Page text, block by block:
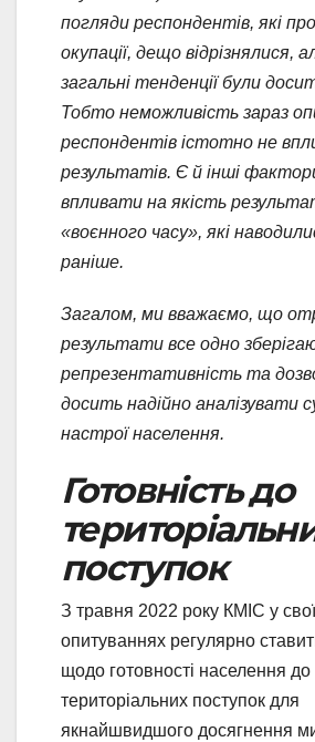
погляди респондентів, які
окупації, дещо відрізнялися,
загальні тенденції були
Тобто неможливість зараз
респондентів істотно не
результатів. Є й інші
впливати на якість
«воєнного часу», які
раніше.
Загалом, ми вважаємо, що
результати все одно
репрезентативність та
досить надійно аналізувати
настрої населення.
Готовність до
поступок
З травня 2022 року КМІС у
опитуваннях регулярно
щодо готовності населення до
територіальних поступок для
якнайшвидшого досягнення